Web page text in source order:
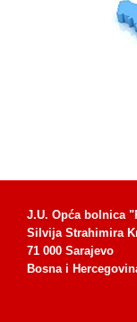
J.U. Opća bolnica
Silvija Strahimira
71 000 Sarajevo
Bosna i